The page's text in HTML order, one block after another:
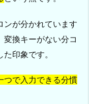
ンが分かれています
換キーがない分コ
印象です。
つで入力できる分慣